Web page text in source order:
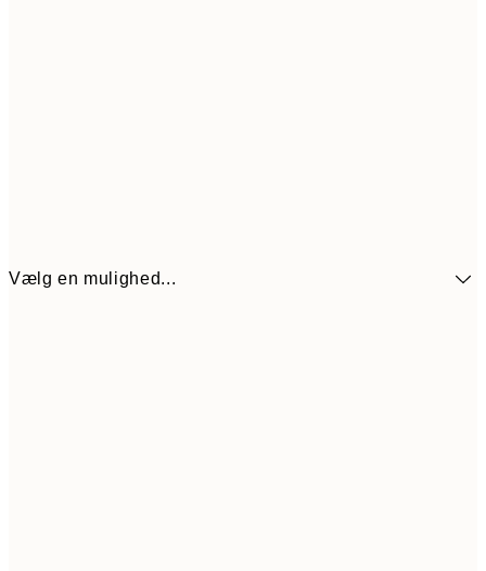
Vælg en mulighed...